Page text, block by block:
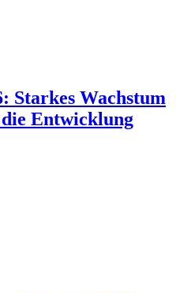
Starkes Wachstum
Entwicklung